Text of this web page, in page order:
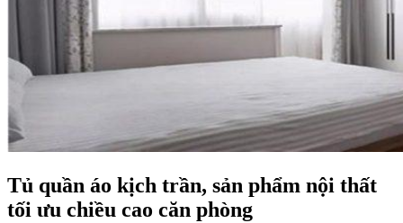
Tủ quần áo kịch trần, sản phẩm nội thất
tối ưu chiều cao căn phòng